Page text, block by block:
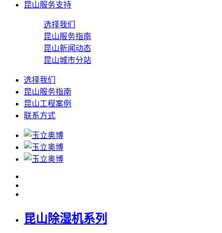
昆山服务支持
选择我们
昆山服务指南
昆山新闻动态
昆山城市分站
选择我们
昆山服务指南
昆山工程案例
联系方式
昆山除湿机系列